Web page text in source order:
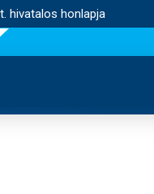
hivatalos honlapja